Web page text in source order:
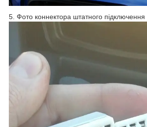
5. Фото коннектора штатного підключення